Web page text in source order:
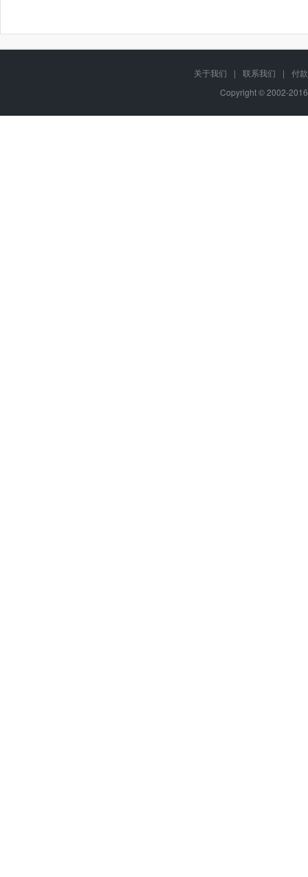
关于我们 | 联系我们 |
付
Copyright © 2002-